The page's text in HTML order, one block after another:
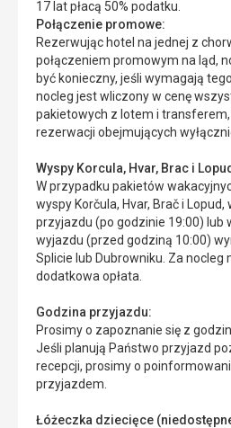
17 lat płacą 50% podatku.
Połączenie promowe:
Rezerwując hotel na jednej z
połączeniem promowym na ląd,
być konieczny, jeśli wymagają
nocleg jest wliczony w cenę
pakietowych z lotem i
rezerwacji obejmujących
Wyspy Korcula, Hvar, Brac i Lopud
W przypadku pakietów
wyspy Korčula, Hvar, Brač i
przyjazdu (po godzinie 19:00) lub
wyjazdu (przed godziną 10:00)
Splicie lub Dubrowniku. Za
dodatkowa opłata.
Godzina przyjazdu:
Prosimy o zapoznanie się z
Jeśli planują Państwo przyjazd
recepcji, prosimy o
przyjazdem.
Łóżeczka dziecięce